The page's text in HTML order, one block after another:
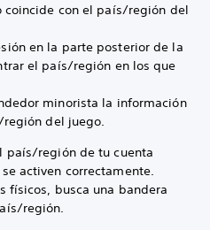
con el país/región del
en la parte posterior de la
el país/región en los que
minorista la información
del juego.
país/región de tu cuenta
activen correctamente.
físicos, busca una bandera
región.